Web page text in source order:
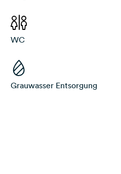
WC
Grauwasser Entsorgung